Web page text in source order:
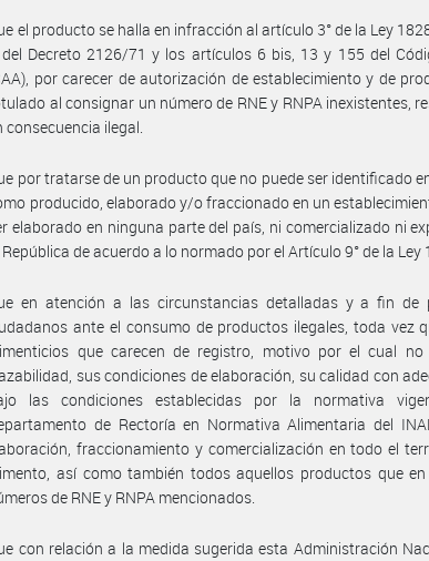
el producto se halla en infracción al artículo 3° de la Ley
Decreto 2126/71 y los artículos 6 bis, 13 y 155 del
por carecer de autorización de establecimiento y de
al consignar un número de RNE y RNPA inexistentes,
consecuencia ilegal.
por tratarse de un producto que no puede ser identificado
producido, elaborado y/o fraccionado en un
elaborado en ninguna parte del país, ni comercializado ni
República de acuerdo a lo normado por el Artículo 9° de la Ley
en atención a las circunstancias detalladas y a fin de
ante el consumo de productos ilegales, toda vez
que carecen de registro, motivo por el cual no
sus condiciones de elaboración, su calidad con
las condiciones establecidas por la normativa
de Rectoría en Normativa Alimentaria del
fraccionamiento y comercialización en todo el
así como también todos aquellos productos que
de RNE y RNPA mencionados.
con relación a la medida sugerida esta Administración